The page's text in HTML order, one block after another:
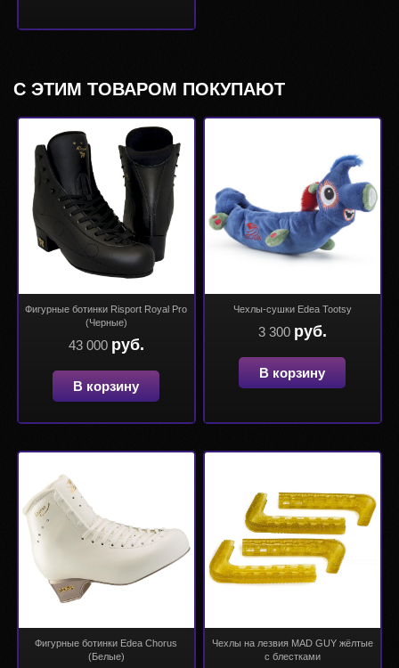
С ЭТИМ ТОВАРОМ ПОКУПАЮТ
Фигурные ботинки Risport Royal Pro
(Черные)
43 000 руб.
В корзину
Чехлы-сушки Edea Tootsy
3 300 руб.
В корзину
Фигурные ботинки Edea Chorus
(Белые)
Чехлы на лезвия MAD GUY жёлтые
с блестками